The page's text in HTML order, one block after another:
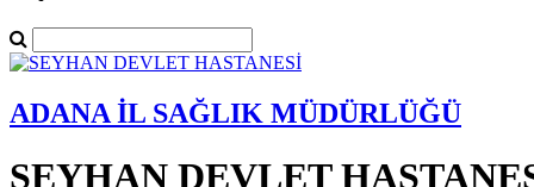
ADANA İL SAĞLIK MÜDÜRLÜĞÜ
SEYHAN DEVLET